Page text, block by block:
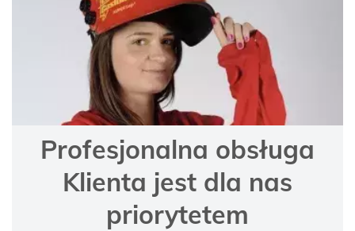
Profesjonalna obsługa
Klienta jest dla nas
priorytetem